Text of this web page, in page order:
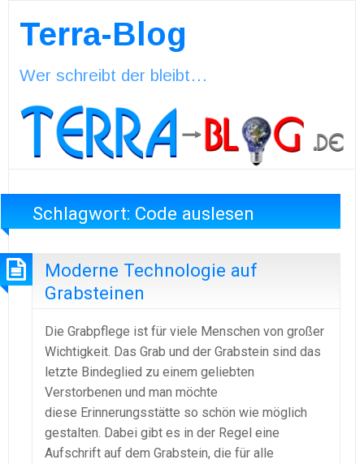
Terra-Blog
Wer schreibt der bleibt…
Schlagwort: Code auslesen
Moderne Technologie auf
Grabsteinen
Die Grabpflege ist für viele Menschen von großer
Wichtigkeit. Das Grab und der Grabstein sind das
letzte Bindeglied zu einem geliebten
Verstorbenen und man möchte
diese Erinnerungsstätte so schön wie möglich
gestalten. Dabei gibt es in der Regel eine
Aufschrift auf dem Grabstein, die für alle